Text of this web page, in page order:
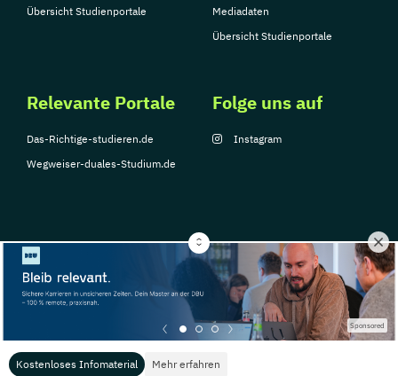
Kostenloses Infomaterial Mehr erfahren
Sponsored
Übersicht Studienportale
Mediadaten
Übersicht Studienportale
Relevante Portale
Das-Richtige-studieren.de
Wegweiser-duales-Studium.de
Folge uns auf
Instagram
© Copyright 2026, TarGroup Media GmbH
Impressum
Über
Datenschutzerklärung Nutzungsbedingungen